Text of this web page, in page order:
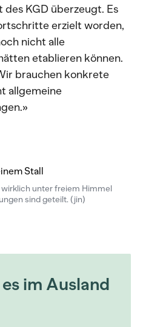
KGD überzeugt. Es
erzielt worden,
nicht alle
etablieren können.
brauchen konkrete
allgemeine
wirklich unter freiem Himmel
sind geteilt. (jin)
im Ausland